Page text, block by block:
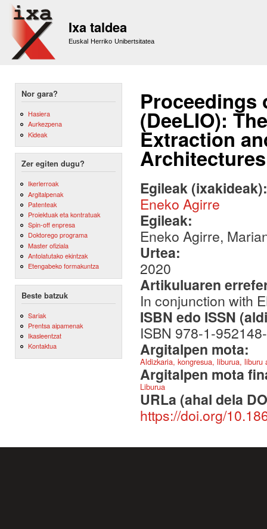
Ixa taldea
Euskal Herriko Unibertsitatea
Nor gara?
Hasiera
Aurkezpena
Kideak
Zer egiten dugu?
Ikerlerroak
Argitalpenak
Patenteak
Proiektuak eta kontratuak
Spin-off enpresa
Doktorego programa
Master ofiziala
Antolatutako ekintzak
Etengabeko formakuntza
Beste batzuk
Sariak
Prentsa aipamenak
Ikasleentzat
Kontaktua
Proceedings
(DeeLIO):
Extraction
Architectures
Egileak
Eneko Agirre
Egileak:
Eneko Agirre,
Urtea:
2020
Artikuluaren
In conjunction with
ISBN edo ISSN
ISBN 978-1-
Argitalpen mota:
Aldizkaria, kongresua, liburua,
Argitalpen mota
Liburua
URLa (ahal dela
https://doi.org/